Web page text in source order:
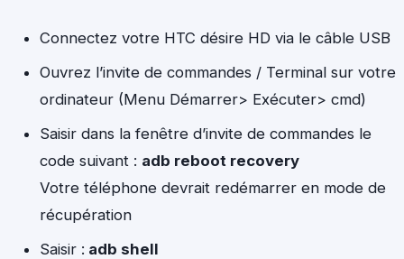
Connectez votre HTC désire HD via le câble USB
Ouvrez l’invite de commandes / Terminal sur votre
ordinateur (Menu Démarrer> Exécuter> cmd)
Saisir dans la fenêtre d’invite de commandes le
code suivant : adb reboot recovery
Votre téléphone devrait redémarrer en mode de
récupération
Saisir : adb shell